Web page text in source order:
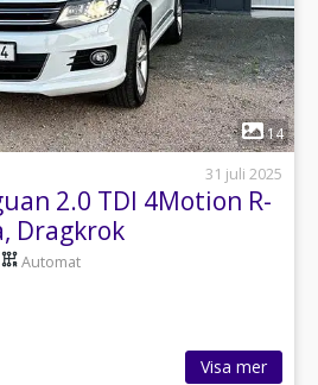
1
14
31 juli 2025
2.0 TDI 4Motion R-
Dragkrok
Automat
Visa mer